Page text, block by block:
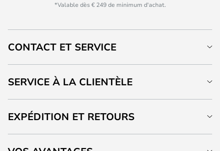
*Valable dès € 249 de minimum d'achat.
CONTACT ET SERVICE
SERVICE À LA CLIENTÈLE
EXPÉDITION ET RETOURS